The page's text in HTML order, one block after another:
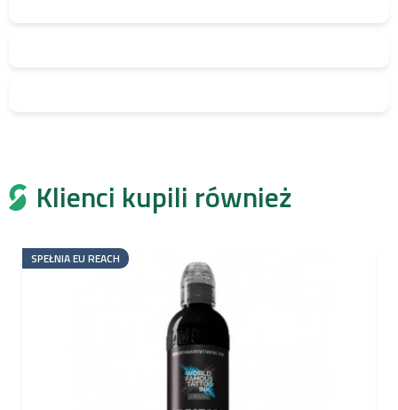
Klienci kupili również
SPEŁNIA EU REACH